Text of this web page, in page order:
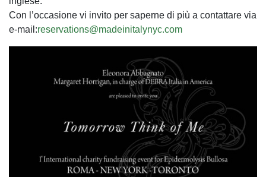
Con l’occasione vi invito per saperne di più a contattare via
e-mail:reservations@madeinitalynyc.com